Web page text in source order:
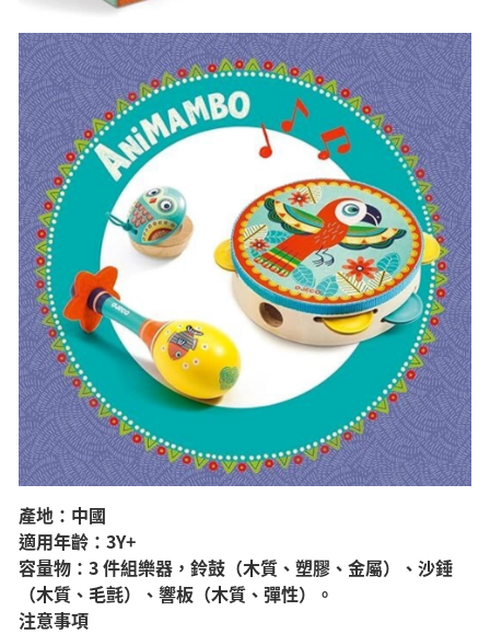
產地：中國
適用年齡：3Y+
容量物：3 件組樂器，鈴鼓（木質、塑膠、金屬）、沙錘
（木質、毛氈）、響板（木質、彈性）。
注意事項